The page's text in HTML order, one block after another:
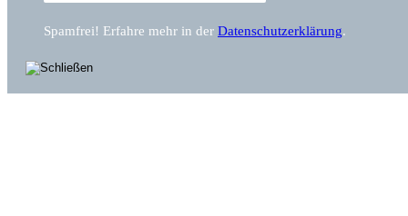
Spamfrei! Erfahre mehr in der Datenschutzerklärung.